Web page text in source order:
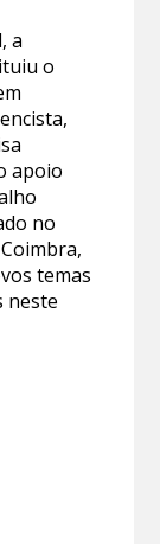
a
o
apoio
no
temas
neste